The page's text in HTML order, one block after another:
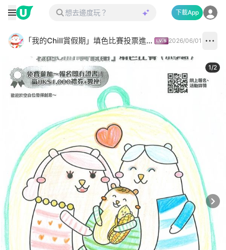
下載App
「我的Chill賞假期」填色比賽投票進行中✅ 2026/06/01
1/2